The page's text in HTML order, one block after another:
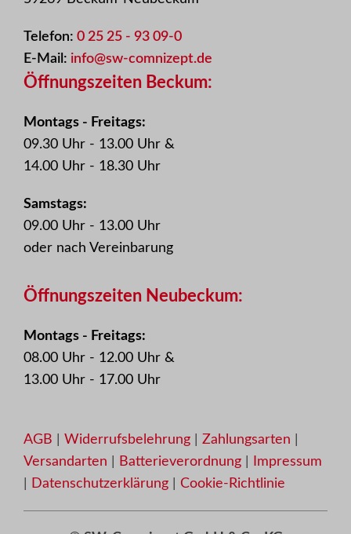
Telefon: 0 25 25 - 93 09-0
E-Mail: info@sw-comnizept.de
Öffnungszeiten Beckum:
Montags - Freitags:
09.30 Uhr - 13.00 Uhr &
14.00 Uhr - 18.30 Uhr
Samstags:
09.00 Uhr - 13.00 Uhr
oder nach Vereinbarung
Öffnungszeiten Neubeckum:
Montags - Freitags:
08.00 Uhr - 12.00 Uhr &
13.00 Uhr - 17.00 Uhr
AGB Widerrufsbelehrung Zahlungsarten
Versandarten
Batterieverordnung
Impressum
Datenschutzerklärung Cookie-Richtlinie